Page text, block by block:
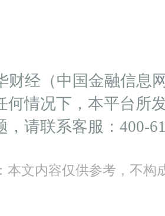
财经（中国金融信息
何情况下，本平台所
，请联系客服：400-
本文内容仅供参考，不构